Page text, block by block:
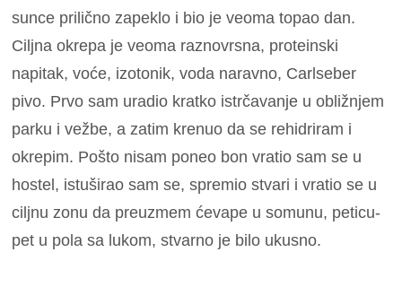
sunce prilično zapeklo i bio je veoma topao dan.
Ciljna okrepa je veoma raznovrsna, proteinski
napitak, voće, izotonik, voda naravno, Carlseber
pivo. Prvo sam uradio kratko istrčavanje u obližnjem
parku i vežbe, a zatim krenuo da se rehidriram i
okrepim. Pošto nisam poneo bon vratio sam se u
hostel, istuširao sam se, spremio stvari i vratio se u
ciljnu zonu da preuzmem ćevape u somunu, peticu-
pet u pola sa lukom, stvarno je bilo ukusno.